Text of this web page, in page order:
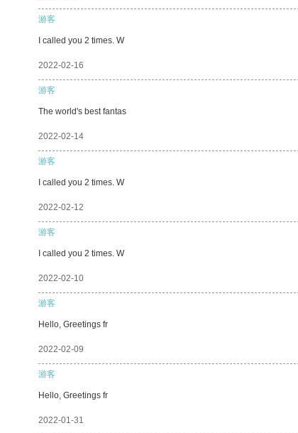
游客
I called you 2 times. W
2022-02-16
游客
The world's best fantas
2022-02-14
游客
I called you 2 times. W
2022-02-12
游客
I called you 2 times. W
2022-02-10
游客
Hello, Greetings fr
2022-02-09
游客
Hello, Greetings fr
2022-01-31